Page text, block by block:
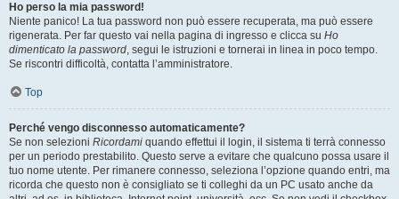
Ho perso la mia password!
Niente panico! La tua password non può essere recuperata, ma può essere
rigenerata. Per far questo vai nella pagina di ingresso e clicca su Ho
dimenticato la password, segui le istruzioni e tornerai in linea in poco tempo.
Se riscontri difficoltà, contatta l’amministratore.
Top
Perché vengo disconnesso automaticamente?
Se non selezioni Ricordami quando effettui il login, il sistema ti terrà connesso
per un periodo prestabilito. Questo serve a evitare che qualcuno possa usare il
tuo nome utente. Per rimanere connesso, seleziona l’opzione quando entri, ma
ricorda che questo non è consigliato se ti colleghi da un PC usato anche da